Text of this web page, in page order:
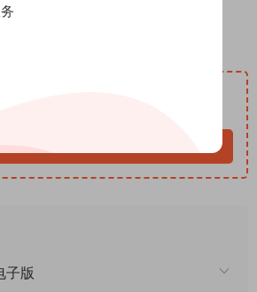
人偏向理性、有人推崇情感。
断被修正、不断进步的文明认知。
生活的源头
今拥有的自由、平等、理性、法治思
，都藏在这十二部经典里
子版